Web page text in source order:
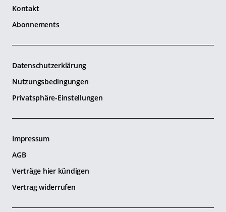
Kontakt
Abonnements
Datenschutzerklärung
Nutzungsbedingungen
Privatsphäre-Einstellungen
Impressum
AGB
Verträge hier kündigen
Vertrag widerrufen